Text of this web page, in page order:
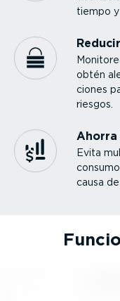
tiempo
obtén
ciones
riesgos.
Evita
causa